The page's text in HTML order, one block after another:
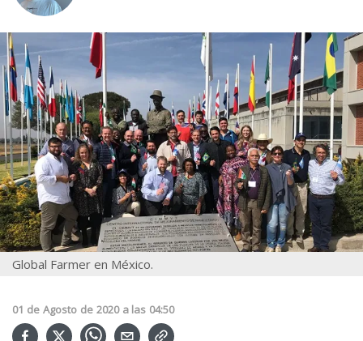
Global Farmer en México.
01 de Agosto de 2020 a las 04:50